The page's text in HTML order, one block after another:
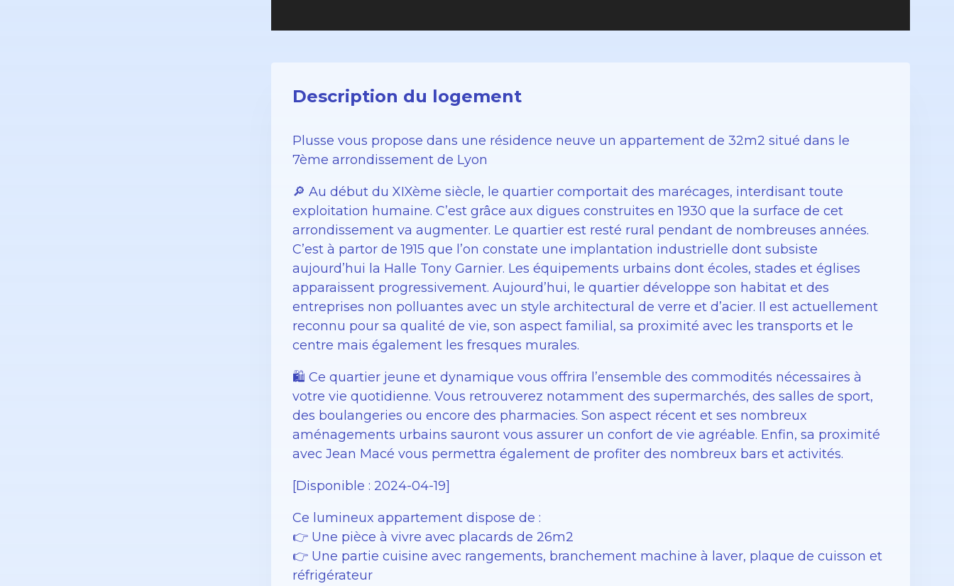
Description du logement
Plusse vous propose dans une résidence neuve un appartement de 32m2 situé dans le
7ème arrondissement de Lyon
🔎 Au début du XIXème siècle, le quartier comportait des marécages, interdisant toute
exploitation humaine. C’est grâce aux digues construites en 1930 que la surface de cet
arrondissement va augmenter. Le quartier est resté rural pendant de nombreuses années.
C’est à partor de 1915 que l’on constate une implantation industrielle dont subsiste
aujourd’hui la Halle Tony Garnier. Les équipements urbains dont écoles, stades et églises
apparaissent progressivement. Aujourd’hui, le quartier développe son habitat et des
entreprises non polluantes avec un style architectural de verre et d’acier. Il est actuellement
reconnu pour sa qualité de vie, son aspect familial, sa proximité avec les transports et le
centre mais également les fresques murales.
🛍️ Ce quartier jeune et dynamique vous offrira l’ensemble des commodités nécessaires à
votre vie quotidienne. Vous retrouverez notamment des supermarchés, des salles de sport,
des boulangeries ou encore des pharmacies. Son aspect récent et ses nombreux
aménagements urbains sauront vous assurer un confort de vie agréable. Enfin, sa proximité
avec Jean Macé vous permettra également de profiter des nombreux bars et activités.
[Disponible : 2024-04-19]
Ce lumineux appartement dispose de :
👉 Une pièce à vivre avec placards de 26m2
👉 Une partie cuisine avec rangements, branchement machine à laver, plaque de cuisson et
réfrigérateur